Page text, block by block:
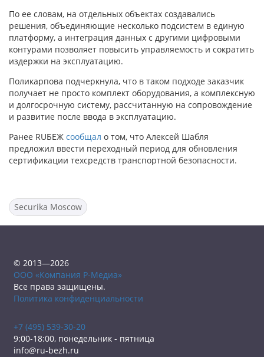
По ее словам, на отдельных объектах создавались
решения, объединяющие несколько подсистем в единую
платформу, а интеграция данных с другими цифровыми
контурами позволяет повысить управляемость и сократить
издержки на эксплуатацию.
Поликарпова подчеркнула, что в таком подходе заказчик
получает не просто комплект оборудования, а комплексную
и долгосрочную систему, рассчитанную на сопровождение
и развитие после ввода в эксплуатацию.
Ранее RUБЕЖ сообщал о том, что Алексей Шабля
предложил ввести переходный период для обновления
сертификации техсредств транспортной безопасности.
Securika Moscow
© 2013—2026
ООО «Компания Р-Медиа»
Все права защищены.
Политика конфиденциальности
+7 (495) 539-30-20
9:00-18:00, понедельник - пятница
info@ru-bezh.ru